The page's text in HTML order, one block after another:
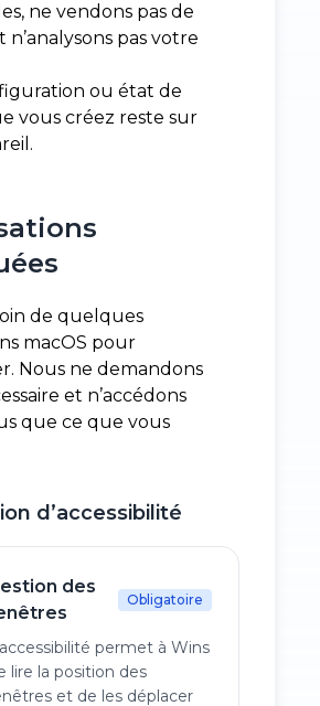
ne vendons pas de
n’analysons pas votre
ou état de
vous créez reste sur
de quelques
macOS pour
Nous ne demandons
et n’accédons
que ce que vous
d’accessibilité
des
Obligatoire
permet à Wins
lire la position des
et de les déplacer